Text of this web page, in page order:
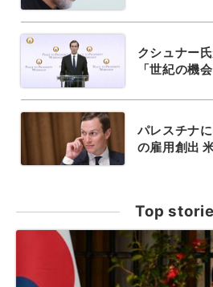
クシュナー
「世紀の機
パレスチナ
の雇用創出
Top